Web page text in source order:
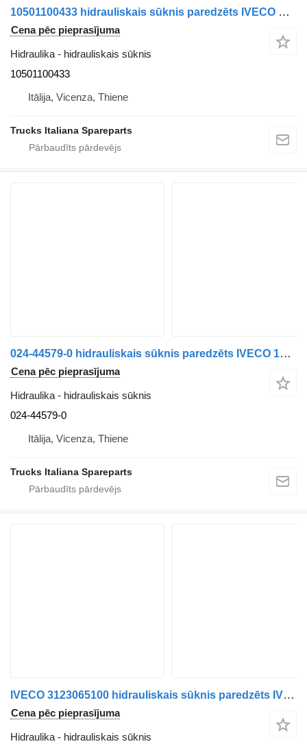
10501100433 hidrauliskais sūknis paredzēts IVECO EUROCARGO 2005>2008 kravas automašīnas
Cena pēc pieprasījuma
Hidraulika - hidrauliskais sūknis
10501100433
Itālija, Vicenza, Thiene
Trucks Italiana Spareparts
024-44579-0 hidrauliskais sūknis paredzēts IVECO 175-24 kravas automašīnas
Cena pēc pieprasījuma
Hidraulika - hidrauliskais sūknis
024-44579-0
Itālija, Vicenza, Thiene
Trucks Italiana Spareparts
IVECO 3123065100 hidrauliskais sūknis paredzēts IVECO 145-17 kravas automašīnas
Cena pēc pieprasījuma
Hidraulika - hidrauliskais sūknis